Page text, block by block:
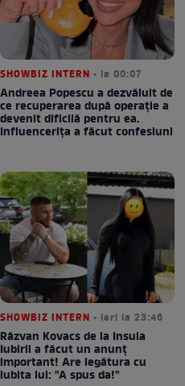
SHOWBIZ INTERN • la 00:07
Andreea Popescu a dezvăluit de
ce recuperarea după operație a
devenit dificilă pentru ea.
Influencerița a făcut confesiuni
SHOWBIZ INTERN • ieri la 23:46
Răzvan Kovacs de la Insula
Iubirii a făcut un anunț
important! Are legătura cu
iubita lui: "A spus da!"